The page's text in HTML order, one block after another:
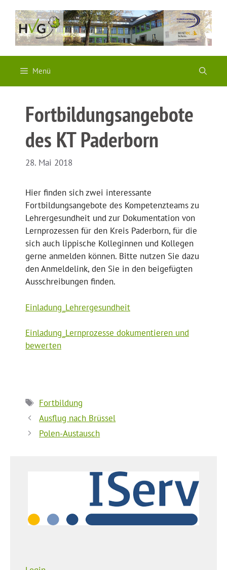
Inhalt
springen
Menü
Fortbildungsangebote
des KT Paderborn
28. Mai 2018
Hier finden sich zwei interessante
Fortbildungsangebote des Kompetenzteams zu
Lehrergesundheit und zur Dokumentation von
Lernprozessen für den Kreis Paderborn, für die
sich auch lippische Kolleginnen und Kollegen
gerne anmelden können. Bitte nutzen Sie dazu
den Anmeldelink, den Sie in den beigefügten
Ausschreibungen finden.
Einladung_Lehrergesundheit
Einladung_Lernprozesse dokumentieren und
bewerten
Schlagwörter
Fortbildung
Ausflug nach Brüssel
Polen-Austausch